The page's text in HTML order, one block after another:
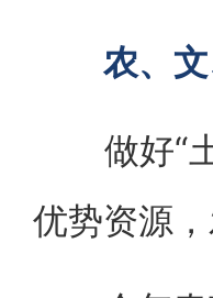
农、
做好“土
优势资源